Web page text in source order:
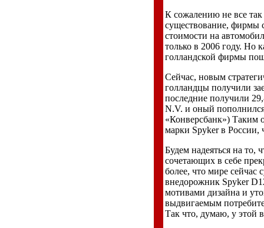
К сожалению не все
существование, фирмы
стоимости на
только в 2006 году. Но
голландской фирмы
Сейчас, новым
голландцы получили
последние получили
N.V. и оный
«Конверсбанк»)
марки Spyker в России,
Будем надеяться на то,
сочетающих в себе
более, что мире
внедорожник Spyker
мотивами дизайна и
выдвигаемым
Так что, думаю, у этой